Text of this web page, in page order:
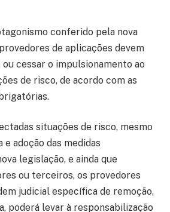
conferido pela nova
de aplicações devem
cessar o impulsionamento ao
de risco, de acordo com as
situações de risco, mesmo
adoção das medidas
legislação, e ainda que
ou terceiros, os provedores
judicial específica de remoção,
poderá levar à responsabilização